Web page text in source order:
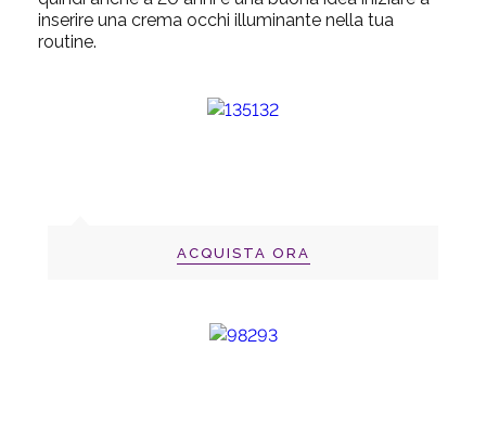
inserire una crema occhi illuminante nella tua
routine.
ACQUISTA ORA